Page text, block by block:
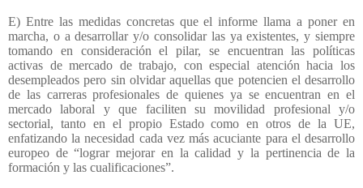
E) Entre las medidas concretas que el informe llama a poner en
marcha, o a desarrollar y/o consolidar las ya existentes, y siempre
tomando en consideración el pilar, se encuentran las políticas
activas de mercado de trabajo, con especial atención hacia los
desempleados pero sin olvidar aquellas que potencien el desarrollo
de las carreras profesionales de quienes ya se encuentran en el
mercado laboral y que faciliten su movilidad profesional y/o
sectorial, tanto en el propio Estado como en otros de la UE,
enfatizando la necesidad cada vez más acuciante para el desarrollo
europeo de “lograr mejorar en la calidad y la pertinencia de la
formación y las cualificaciones”.